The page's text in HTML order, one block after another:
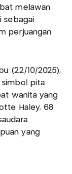
melawan
sebagai
perjuangan
(22/10/2025),
simbol pita
wanita yang
Haley, 68
yang